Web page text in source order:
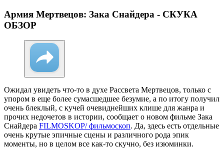
Армия Мертвецов: Зака Снайдера - СКУКА
ОБЗОР
Ожидал увидеть что-то в духе Рассвета Мертвецов, только с
упором в еще более сумасшедшее безумие, а по итогу получил
очень блеклый, с кучей очевиднейших клише для жанра и
прочих недочетов в истории, сообщает о новом фильме Зака
Снайдера FILMOSKOP/ фильмоскоп. Да, здесь есть отдельные
очень крутые эпичные сцены и различного рода эпик
моменты, но в целом все как-то скучно, без изюминки.